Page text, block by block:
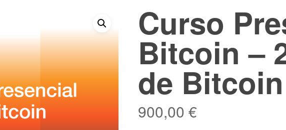
Curso
Bitcoin –
de Bitcoin
900,00 €